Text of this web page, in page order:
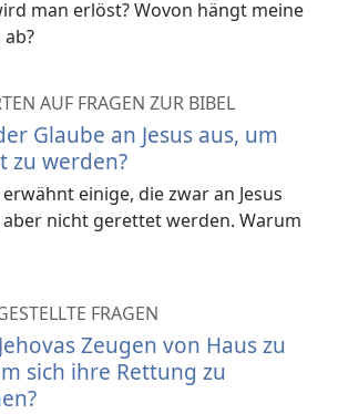
man erlöst? Wovon hängt meine
AUF FRAGEN ZUR BIBEL
Glaube an Jesus aus, um
zu werden?
einige, die zwar an Jesus
nicht gerettet werden. Warum
FRAGEN
Zeugen von Haus zu
sich ihre Rettung zu